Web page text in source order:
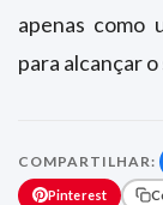
apenas como
para alcançar
COMPARTILHAR:
Pinterest